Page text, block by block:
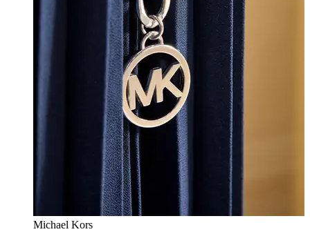
Michael Kors